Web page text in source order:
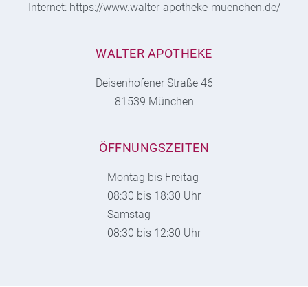
Internet: https://www.walter-apotheke-muenchen.de/
WALTER APOTHEKE
Deisenhofener Straße 46
81539 München
ÖFFNUNGSZEITEN
Montag bis Freitag
08:30 bis 18:30 Uhr
Samstag
08:30 bis 12:30 Uhr